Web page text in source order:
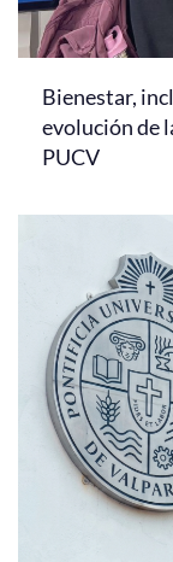
Bienestar,
evolución de
PUCV